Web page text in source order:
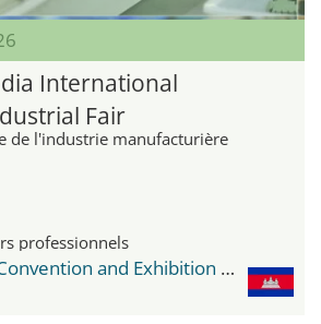
International
Fair
de l'industrie manufacturière
professionnels
Diamond Island Convention and Exhibition Center